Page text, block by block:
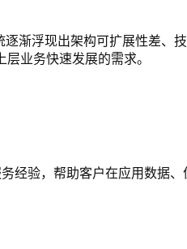
渐浮现出架构可扩展性差、
业务快速发展的需求。
经验，帮助客户在应用数据